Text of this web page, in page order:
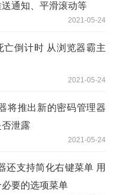
通知、平滑滚动等
2021-05-24
亡倒计时 从浏览器霸主
2021-05-24
将推出新的密码管理器
泄露
2021-05-24
还支持简化右键菜单 用
要的选项菜单